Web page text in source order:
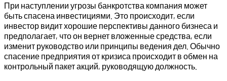
При наступлении угрозы банкротства компания может
быть спасена инвестициями. Это происходит, если
инвестор видит хорошие перспективы данного бизнеса и
предполагает, что он вернет вложенные средства, если
изменит руководство или принципы ведения дел. Обычно
спасение предприятия от кризиса происходит в обмен на
контрольный пакет акций, руководящую должность.